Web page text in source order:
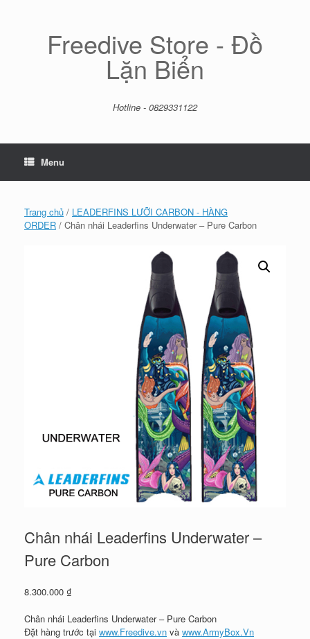
Freedive Store - Đồ
Lặn Biển
Hotline - 0829331122
Menu
Trang chủ / LEADERFINS LƯỠI CARBON - HÀNG
ORDER / Chân nhái Leaderfins Underwater – Pure Carbon
Chân nhái Leaderfins Underwater –
Pure Carbon
8.300.000 ₫
Chân nhái Leaderfins Underwater – Pure Carbon
Đặt hàng trước tại www.Freedive.vn và www.ArmyBox.Vn